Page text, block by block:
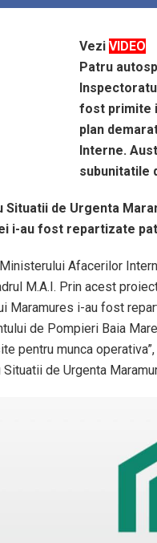
Vezi VIDEO
Patru
fost primite
plan
Interne.
subunitatile
Situatii de Urgenta
i-au fost repartizate
Afacerilor
M.A.I. Prin acest
Maramures i-au fost
de Pompieri Baia
pentru munca
de Urgenta